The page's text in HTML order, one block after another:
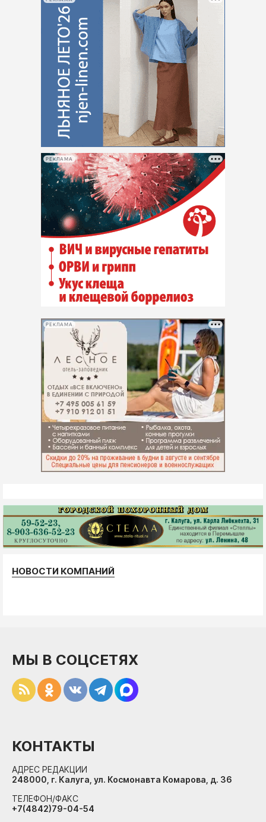
РЕКЛАМА
РЕКЛАМА
НОВОСТИ КОМПАНИЙ
МЫ В СОЦСЕТЯХ
КОНТАКТЫ
АДРЕС РЕДАКЦИИ
248000, г. Калуга, ул. Космонавта Комарова, д. 36
ТЕЛЕФОН/ФАКС
+7(4842)79-04-54